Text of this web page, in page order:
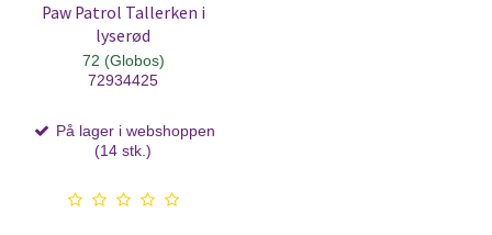
Paw Patrol Tallerken i
lyserød
72 (Globos)
72934425
På lager i webshoppen
(14 stk.)